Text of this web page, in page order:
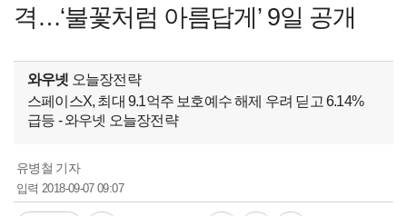
격…‘불꽃처럼 아름답게’ 9일 공개
와우넷 오늘장전략
스페이스X, 최대 9.1억주 보호예수 해제 우려 딛고 6.14%
급등 - 와우넷 오늘장전략
유병철 기자
입력2018-09-07 09:07